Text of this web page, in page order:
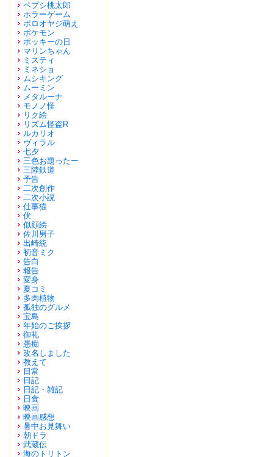
ペプシ桃太郎
ホラーゲーム
ボロオヤジ萌え
ポケモン
ポッキーの日
マリンちゃん
ミスティ
ミネショ
ムシキング
ムーミン
メタルーナ
モノノ怪
リク絵
リズム怪盗R
ルカリオ
ヴィラル
七夕
三色お題ったー
三陸鉄道
予告
二次創作
二次小説
仕事猫
伏
似顔絵
佐川男子
出崎統
初音ミク
告白
報告
変身
夏コミ
多肉植物
孤独のグルメ
宝島
年始のご挨拶
御礼
愚痴
改名しました
教えて
日常
日記
日記・雑記
日食
映画
映画感想
暑中お見舞い
朝ドラ
武蔵伝
海のトリトン